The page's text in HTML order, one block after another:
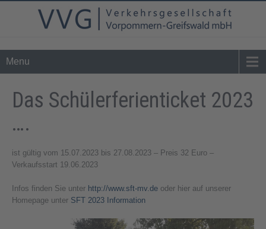
Tel. 0 39 76 - 24 02 - 0info@vvg-bus.de
Menu
Das Schülerferienticket 2023
….
ist gültig vom 15.07.2023 bis 27.08.2023 – Preis 32 Euro –
Verkaufsstart 19.06.2023
Infos finden Sie unter http://www.sft-mv.de oder hier auf unserer
Homepage unter SFT 2023 Information